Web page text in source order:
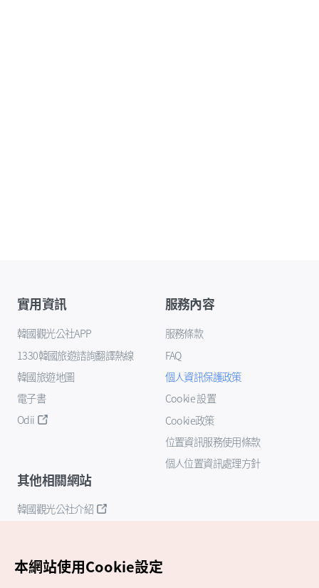
實用資訊
韓國觀光公社APP
1330韓國旅遊諮詢翻譯熱線
韓國旅遊地圖
電子書
Odii
服務內容
服務條款
FAQ
個人資訊保護政策
Cookie 設置
Cookie政策
位置資訊服務使用條款
個人位置資訊處理方針
其他相關網站
韓國觀光公社介紹
本網站使用Cookie設定